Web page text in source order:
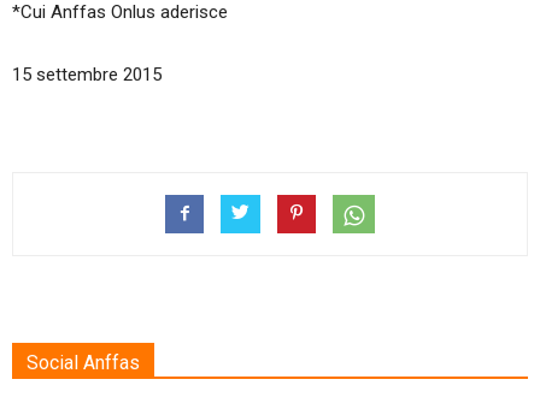
*Cui Anffas Onlus aderisce
15 settembre 2015
Social Anffas